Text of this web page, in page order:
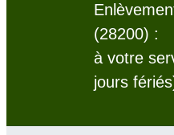
(28200) :
à votre
jours